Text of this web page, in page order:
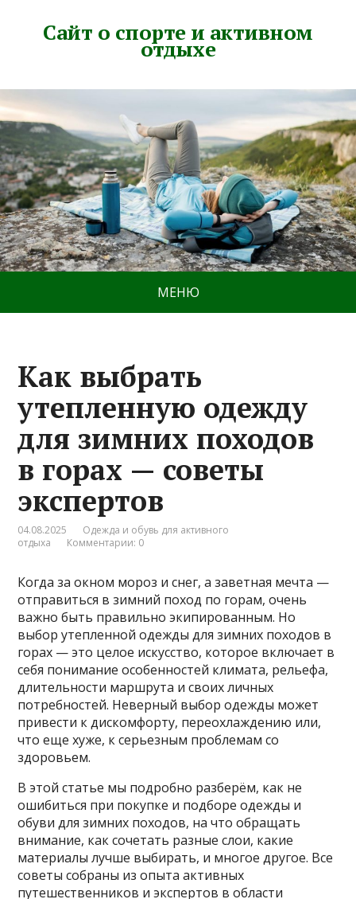
Сайт о спорте и активном
отдыхе
МЕНЮ
Как выбрать
утепленную одежду
для зимних походов
в горах — советы
экспертов
04.08.2025
Одежда и обувь для активного
отдыха
Комментарии: 0
Когда за окном мороз и снег, а заветная мечта —
отправиться в зимний поход по горам, очень
важно быть правильно экипированным. Но
выбор утепленной одежды для зимних походов в
горах — это целое искусство, которое включает в
себя понимание особенностей климата, рельефа,
длительности маршрута и своих личных
потребностей. Неверный выбор одежды может
привести к дискомфорту, переохлаждению или,
что еще хуже, к серьезным проблемам со
здоровьем.
В этой статье мы подробно разберём, как не
ошибиться при покупке и подборе одежды и
обуви для зимних походов, на что обращать
внимание, как сочетать разные слои, какие
материалы лучше выбирать, и многое другое. Все
советы собраны из опыта активных
путешественников и экспертов в области